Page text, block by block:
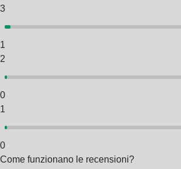
3
1
2
0
1
0
Come funzionano le recensioni?